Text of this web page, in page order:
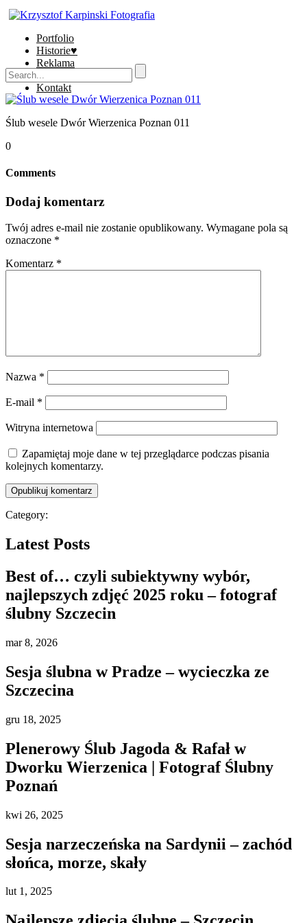
Portfolio
Historie♥
Reklama
Sklep
Kontakt
Ślub wesele Dwór Wierzenica Poznan 011
0
Comments
Dodaj komentarz
Twój adres e-mail nie zostanie opublikowany. Wymagane pola są
oznaczone *
Komentarz *
Nazwa *
E-mail *
Witryna internetowa
Zapamiętaj moje dane w tej przeglądarce podczas pisania
kolejnych komentarzy.
Category:
Latest Posts
Best of… czyli subiektywny wybór,
najlepszych zdjęć 2025 roku – fotograf
ślubny Szczecin
mar8, 2026
Sesja ślubna w Pradze – wycieczka ze
Szczecina
gru 18, 2025
Plenerowy Ślub Jagoda & Rafał w
Dworku Wierzenica | Fotograf Ślubny
Poznań
kwi 26, 2025
Sesja narzeczeńska na Sardynii – zachód
słońca, morze, skały
lut1, 2025